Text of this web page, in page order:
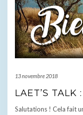
13 novembre 2018
LAET’S TALK
Salutations ! Cela fait